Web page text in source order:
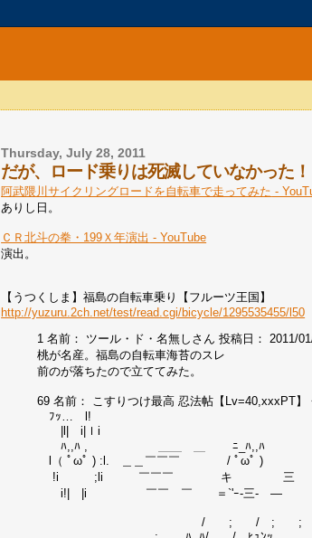
Thursday, July 28, 2011
だが、ロード乗りは死滅していなかった！
阿武隈川サイクリングロードを自転車で
ありし日。
‪ＣＲ北斗の拳・199Ｘ年演出‬‏ - YouTube
演出。
【うつくしま】福島の自転車乗り【フルーツ王国】
http://yuzuru.2ch.net/test/read.cgi/bicycle/1295535455/l50
1 名前： ツール・ド・名無しさん 投稿日： 2011/
桃が名産。福島の自転車海苔のスレ
前のが落ちたので立ててみた。
69 名前： こすりつけ最高 忍法帖【Lv=40,xxxPT
ﾌｯ… l!
|l| i|ｌi
ﾊ,,ﾊ , ＿＿ ＿ ﾆ_ﾊ,,ﾊ
l（ ﾟωﾟ ) :l. ＿＿￣￣￣ / ﾟωﾟ )
!i ;li ￣￣￣ キ 三
i!| |i ￣￣ ￣ ＝`'ｰ-三‐ ―
/ ; / ; ;